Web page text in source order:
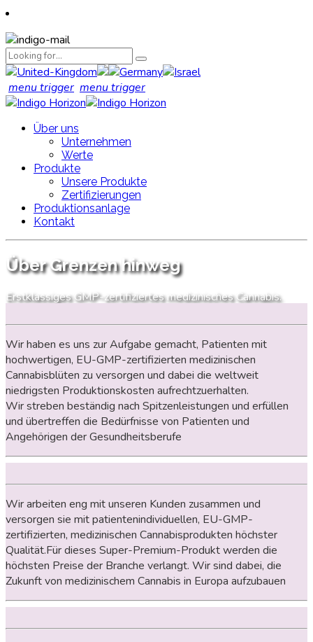
menu trigger menu trigger
Über uns
Unternehmen
Werte
Produkte
Unsere Produkte
Zertifizierungen
Produktionsanlage
Kontakt
Über Grenzen hinweg
Erstklassiges GMP-zertifiziertes medizinisches Cannabis.
Wir haben es uns zur Aufgabe gemacht, Patienten mit
hochwertigen, EU-GMP-zertifizierten medizinischen
Cannabisblüten zu versorgen und dabei die weltweit
niedrigsten Produktionskosten aufrechtzuerhalten.
Wir streben beständig nach Spitzenleistungen und erfüllen
und übertreffen die Bedürfnisse von Patienten und
Angehörigen der Gesundheitsberufe
Wir arbeiten eng mit unseren Kunden zusammen und
versorgen sie mit patientenindividuellen, EU-GMP-
zertifizierten, medizinischen Cannabisprodukten höchster
Qualität.Für dieses Super-Premium-Produkt werden die
höchsten Preise der Branche verlangt. Wir sind dabei, die
Zukunft von medizinischem Cannabis in Europa aufzubauen